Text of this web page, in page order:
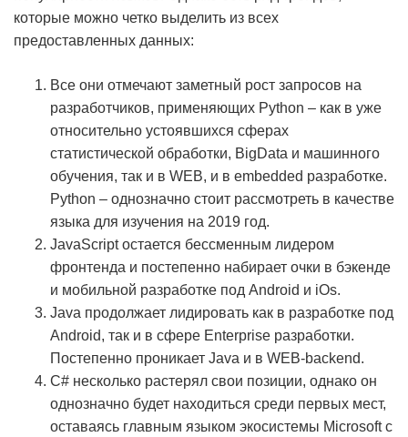
которые можно четко выделить из всех
предоставленных данных:
Все они отмечают заметный рост запросов на
разработчиков, применяющих Python – как в уже
относительно устоявшихся сферах
статистической обработки, BigData и машинного
обучения, так и в WEB, и в embedded разработке.
Python – однозначно стоит рассмотреть в качестве
языка для изучения на 2019 год.
JavaScript остается бессменным лидером
фронтенда и постепенно набирает очки в бэкенде
и мобильной разработке под Android и iOs.
Java продолжает лидировать как в разработке под
Android, так и в сфере Enterprise разработки.
Постепенно проникает Java и в WEB-backend.
C# несколько растерял свои позиции, однако он
однозначно будет находиться среди первых мест,
оставаясь главным языком экосистемы Microsoft с